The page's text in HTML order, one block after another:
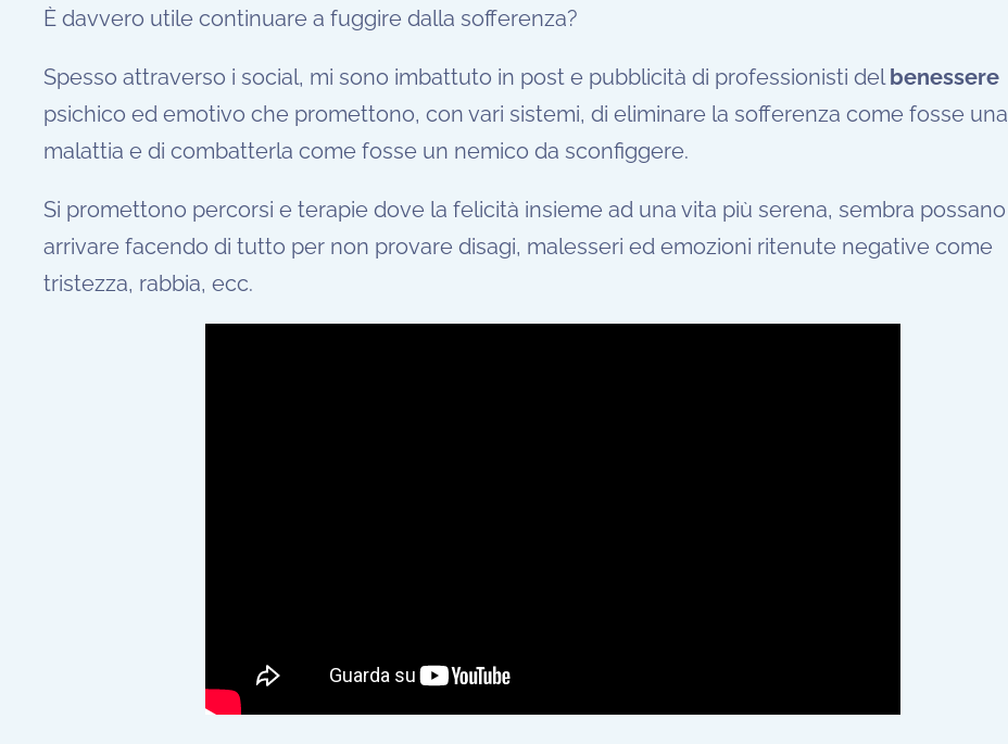
È davvero utile continuare a fuggire dalla sofferenza?
Spesso attraverso i social, mi sono imbattuto in post e pubblicità di professionisti del benessere
psichico ed emotivo che promettono, con vari sistemi, di eliminare la sofferenza come fosse una
malattia e di combatterla come fosse un nemico da sconfiggere.
Si promettono percorsi e terapie dove la felicità insieme ad una vita più serena, sembra possano
arrivare facendo di tutto per non provare disagi, malesseri ed emozioni ritenute negative come
tristezza, rabbia, ecc.